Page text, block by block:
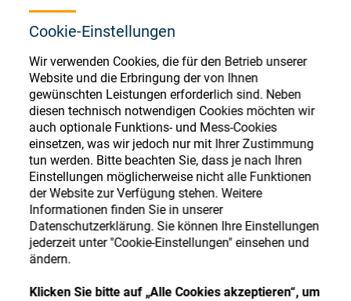
Cookie-Einstellungen
Wir verwenden Cookies, die für den Betrieb unserer
Website und die Erbringung der von Ihnen
gewünschten Leistungen erforderlich sind. Neben
diesen technisch notwendigen Cookies möchten wir
auch optionale Funktions- und Mess-Cookies
einsetzen, was wir jedoch nur mit Ihrer Zustimmung
tun werden. Bitte beachten Sie, dass je nach Ihren
Einstellungen möglicherweise nicht alle Funktionen
der Website zur Verfügung stehen. Weitere
Informationen finden Sie in unserer
Datenschutzerklärung. Sie können Ihre Einstellungen
jederzeit unter "Cookie-Einstellungen" einsehen und
ändern.
Klicken Sie bitte auf „Alle Cookies akzeptieren“, um
Brillenoptik
Feinoptik
Über uns
Karriere
Ressourcen
Store
English
汉语
Français
Ophthalmic Consumables
Store
Register or Sign-in to access your accounts
and explore our wide range of ophthalmic
consumables
Register Sign-In